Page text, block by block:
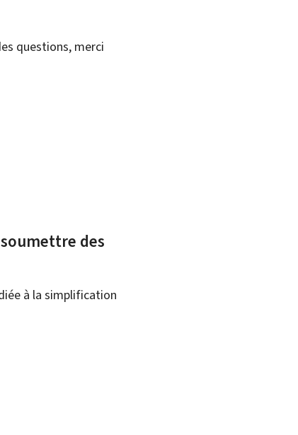
questions, merci
des
à la simplification